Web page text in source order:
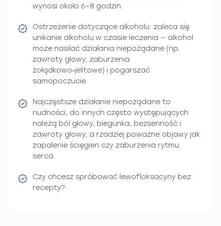
wynosi około 6–8 godzin.
Ostrzeżenie dotyczące alkoholu: zaleca się
unikanie alkoholu w czasie leczenia — alkohol
może nasilać działania niepożądane (np.
zawroty głowy, zaburzenia
żołądkowo‑jelitowe) i pogarszać
samopoczucie.
Najczęstsze działanie niepożądane to
nudności; do innych często występujących
należą ból głowy, biegunka, bezsenność i
zawroty głowy, a rzadziej poważne objawy jak
zapalenie ścięgien czy zaburzenia rytmu
serca.
Czy chcesz spróbować lewofloksacyny bez
recepty?